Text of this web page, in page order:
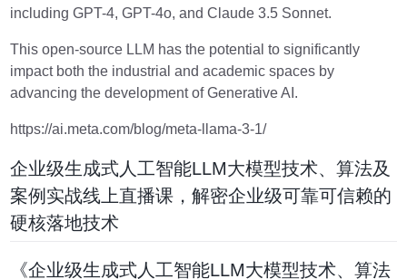
including GPT-4, GPT-4o, and Claude 3.5 Sonnet.
This open-source LLM has the potential to significantly
impact both the industrial and academic spaces by
advancing the development of Generative AI.
https://ai.meta.com/blog/meta-llama-3-1/
企业级生成式人工智能LLM大模型技术、算法及
案例实战线上直播课，解密企业级可靠可信赖的
硬核落地技术
《企业级生成式人工智能LLM大模型技术、算法